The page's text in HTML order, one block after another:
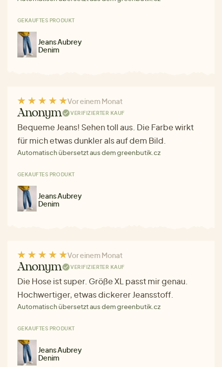
GEKAUFTES PRODUKT
Jeans Aubrey
Denim
Vor einem Monat
Anonym VERIFIZIERTER KAUF
Bequeme Jeans! Sehen toll aus. Die Farbe wirkt
für mich etwas dunkler als auf dem Bild.
Automatisch übersetzt aus dem greenbutik.cz
GEKAUFTES PRODUKT
Jeans Aubrey
Denim
Vor einem Monat
Anonym VERIFIZIERTER KAUF
Die Hose ist super. Größe XL passt mir genau.
Hochwertiger, etwas dickerer Jeansstoff.
Automatisch übersetzt aus dem greenbutik.cz
GEKAUFTES PRODUKT
Jeans Aubrey
Denim